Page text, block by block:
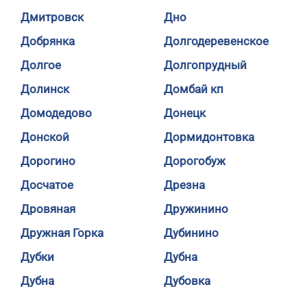
Дмитровск
Дно
Добрянка
Долгодеревенское
Долгое
Долгопрудный
Долинск
Домбай кп
Домодедово
Донецк
Донской
Дормидонтовка
Дорогино
Дорогобуж
Досчатое
Дрезна
Дровяная
Дружинино
Дружная Горка
Дубинино
Дубки
Дубна
Дубна
Дубовка